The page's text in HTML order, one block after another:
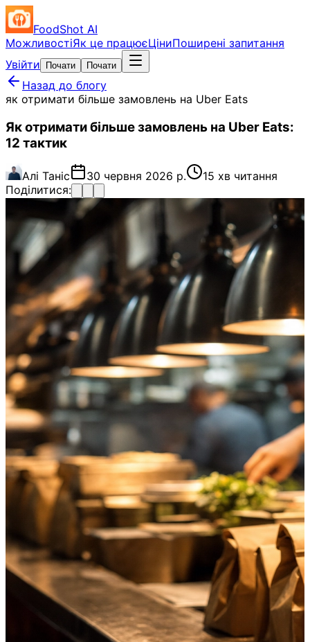
FoodShot AI
МожливостіЯк це працюєЦіниПоширені запитання
Увійти
Почати Почати
Назад до блогу
як отримати більше замовлень на Uber Eats
Як отримати більше замовлень на Uber Eats:
12 тактик
Алі Таніс 30 червня 2026 р.
15 хв читання
Поділитися: